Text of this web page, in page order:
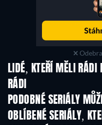
LIDÉ, KTEŘÍ MĚLI RÁDI
RÁDI
PODOBNÉ SERIÁLY
TV
OBLÍBENÉ SERIÁLY,
TV